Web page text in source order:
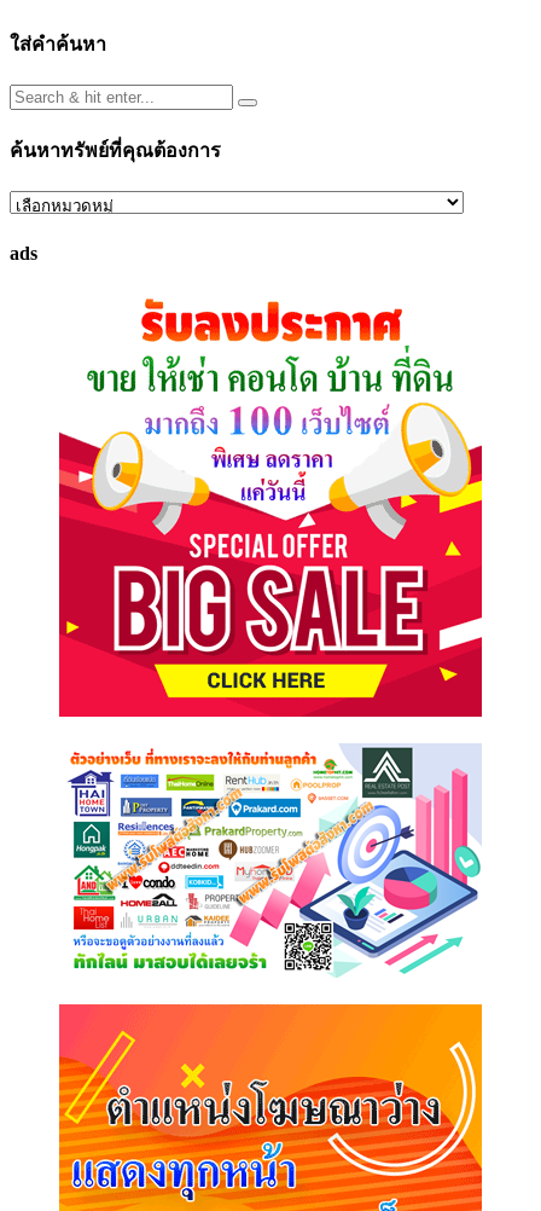
ใส่คำค้นหา
ค้นหาทรัพย์ที่คุณต้องการ
ค้นหา
ที่
ads